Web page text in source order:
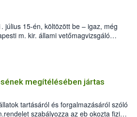
július 15-én, költözött be – igaz, még
m. kir. állami vetőmagvizsgáló
15. szám alatti, Czigler Győző által
megítélésében jártas
tartásáról és forgalmazásáról szóló
szabályozza az eb okozta fizikai